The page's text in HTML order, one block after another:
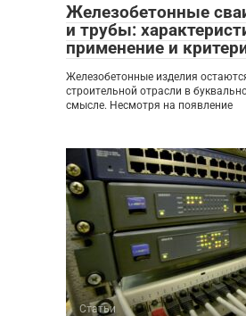
Железобетонные
и трубы:
применение и
Железобетонные изделия
строительной отрасли в
смысле. Несмотря на появление
Статьи